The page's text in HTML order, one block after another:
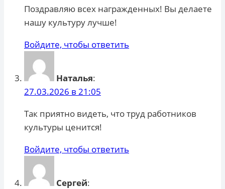
Поздравляю всех награжденных! Вы делаете
нашу культуру лучше!
Войдите, чтобы ответить
Наталья:
27.03.2026 в 21:05
Так приятно видеть, что труд работников
культуры ценится!
Войдите, чтобы ответить
Сергей: